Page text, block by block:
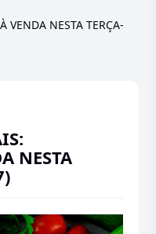
VENDA NESTA TERÇA-
NESTA